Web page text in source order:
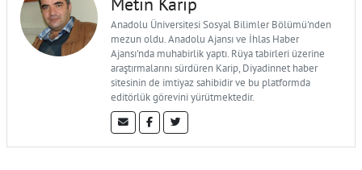
Anadolu Üniversitesi Sosyal Bilimler Bölümü'nden
mezun oldu. Anadolu Ajansı ve İhlas Haber
Ajansı'nda muhabirlik yaptı. Rüya tabirleri üzerine
araştırmalarını sürdüren Karip, Diyadinnet haber
sitesinin de imtiyaz sahibidir ve bu platformda
editörlük görevini yürütmektedir.